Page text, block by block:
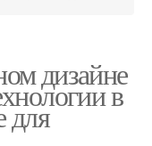
дизайне
в
для